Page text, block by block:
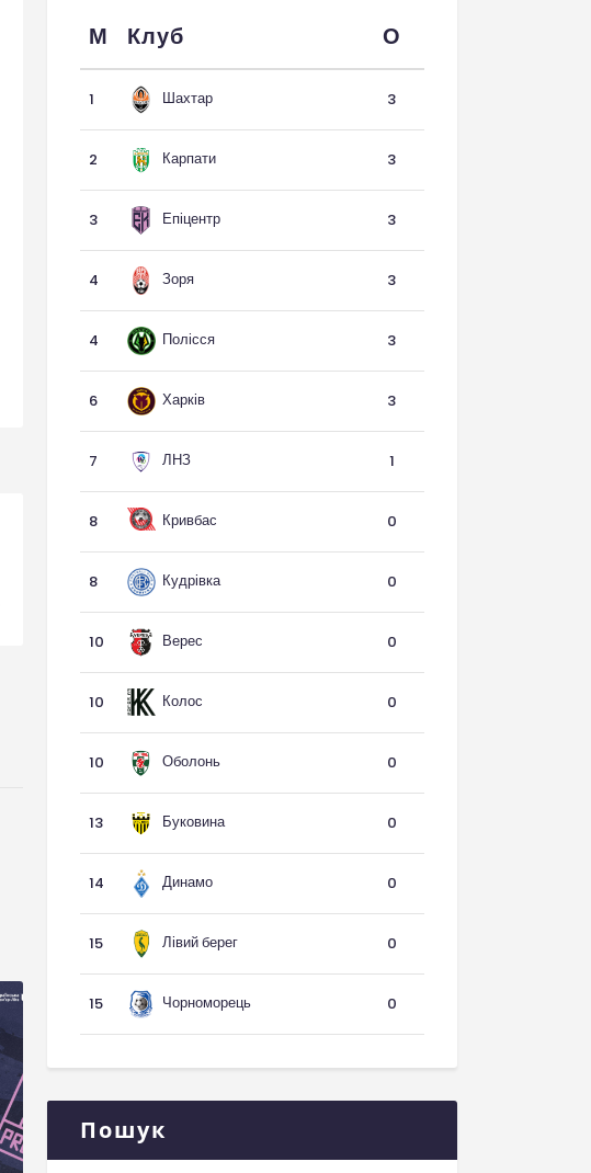
М Клуб О
1 Шахтар 3
2 Карпати 3
3 Епіцентр 3
4 Зоря 3
4 Полісся 3
6 Харків 3
7 ЛНЗ 1
8 Кривбас 0
8 Кудрівка 0
10 Верес 0
10 Колос 0
10 Оболонь 0
13 Буковина 0
14 Динамо 0
15 Лівий берег 0
15 Чорноморець 0
Пошук